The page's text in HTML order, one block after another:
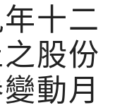
十二
股份
動月